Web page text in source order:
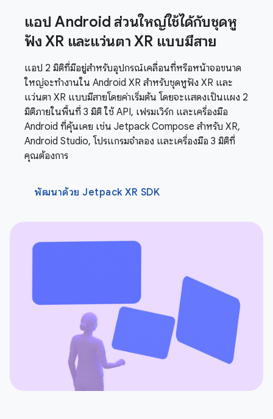
แอป Android ส่วนใหญ่ใช้ได้กับชุดหู
ฟัง XR และแว่นตา XR แบบมีสาย
แอป 2 มิติที่มีอยู่สำหรับอุปกรณ์เคลื่อนที่หรือหน้าจอขนาด
ใหญ่จะทำงานใน Android XR สำหรับชุดหูฟัง XR และ
แว่นตา XR แบบมีสายโดยค่าเริ่มต้น โดยจะแสดงเป็นแผง 2
มิติภายในพื้นที่ 3 มิติ ใช้ API, เฟรมเวิร์ก และเครื่องมือ
Android ที่คุ้นเคย เช่น Jetpack Compose สำหรับ XR,
Android Studio, โปรแกรมจำลอง และเครื่องมือ 3 มิติที่
คุณต้องการ
พัฒนาด้วย Jetpack XR SDK